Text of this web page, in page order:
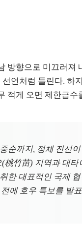
방향으로 미끄러
언처럼 들린다.
적게 오면 제한급
순까지, 정체 전선
桃竹苗) 지역과 대
대표적인 국제
에 호우 특보를 발